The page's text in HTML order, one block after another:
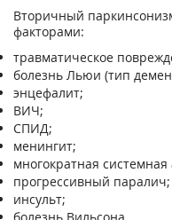
Вторичный
факторами:
травматическое
болезнь Льюи (тип
энцефалит;
ВИЧ;
СПИД;
менингит;
многократная
прогрессивный паралич;
инсульт;
болезнь Вильсона.